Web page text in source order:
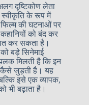
दृष्टिकोण लेता
के रूप में
की घटनाओं पर
को बंद कर
कर सकता है।
बड़े सिनेमाई
मिलती है कि इन
कैसे जुड़ती है। यह
इसे एक व्यापक,
भी बढ़ाता है।